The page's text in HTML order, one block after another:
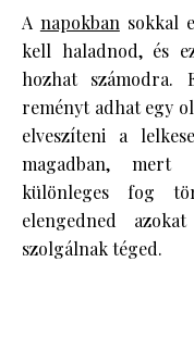
A napokbansokkal
kell haladnod, és
hozhat
reményt adhat egy
elveszíteni a
magadban, mert
különleges fog
elengedned
szolgálnak téged.